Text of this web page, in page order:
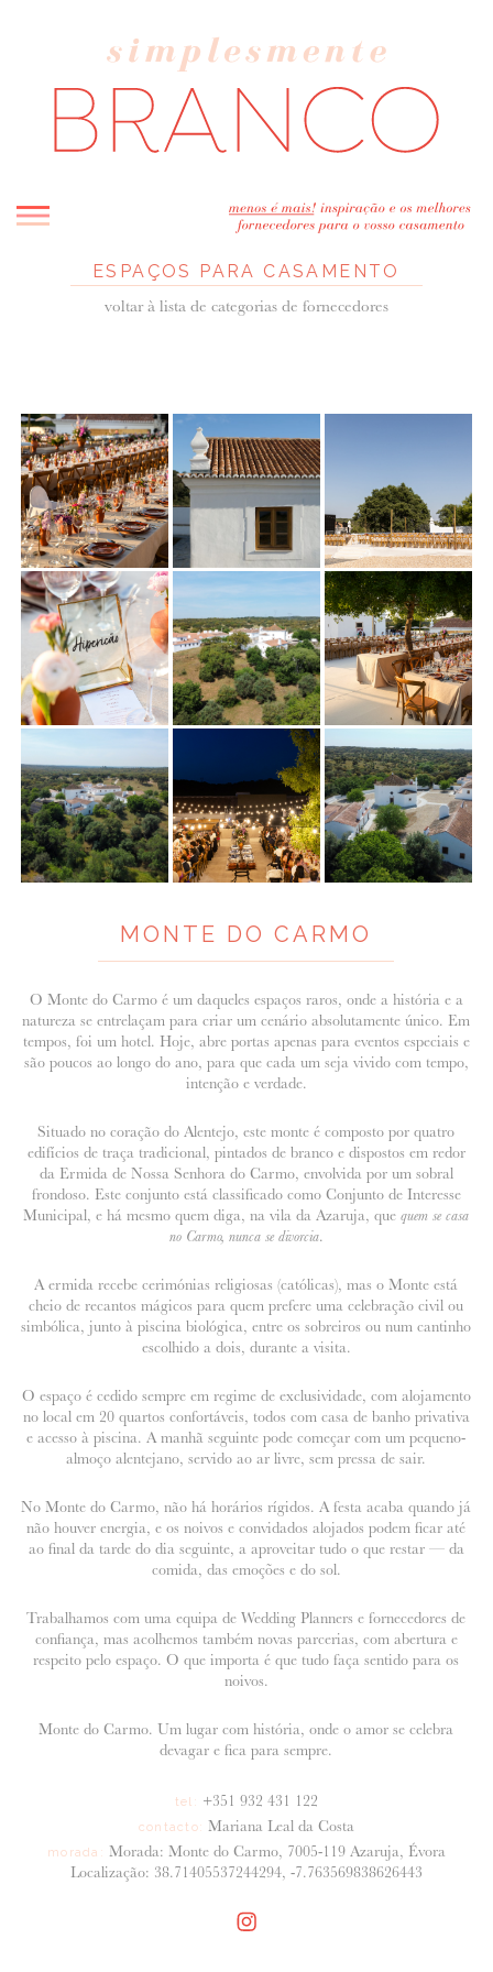
INICIO
BLOG
REAL WEDDINGS & EDITORIAIS
CASAVA-ME AQUI!
FORNECEDORES RECOMENDADOS
ANUNCIE CONNOSCO
ESPAÇOS PARA CASAMENTO
voltar à lista de categorias de fornecedores
MONTE DO CARMO
O Monte do Carmo é um daqueles espaços raros, onde a história e a
natureza se entrelaçam para criar um cenário absolutamente único. Em
tempos, foi um hotel. Hoje, abre portas apenas para eventos especiais e
são poucos ao longo do ano, para que cada um seja vivido com tempo,
intenção e verdade.
Situado no coração do Alentejo, este monte é composto por quatro
edifícios de traça tradicional, pintados de branco e dispostos em redor
da Ermida de Nossa Senhora do Carmo, envolvida por um sobral
frondoso. Este conjunto está classificado como Conjunto de Interesse
Municipal, e há mesmo quem diga, na vila da Azaruja, quequem se casa
no Carmo, nunca se divorcia.
A ermida recebe cerimónias religiosas (católicas), mas o Monte está
cheio de recantos mágicos para quem prefere uma celebração civil ou
simbólica, junto à piscina biológica, entre os sobreiros ou num cantinho
escolhido a dois, durante a visita.
O espaço é cedido sempre em regime de exclusividade, com alojamento
no local em 20 quartos confortáveis, todos com casa de banho privativa
e acesso à piscina. A manhã seguinte pode começar com um pequeno-
almoço alentejano, servido ao ar livre, sem pressa de sair.
No Monte do Carmo, não há horários rígidos. A festa acaba quando já
não houver energia, e os noivos e convidados alojados podem ficar até
ao final da tarde do dia seguinte, a aproveitar tudo o que restar — da
comida, das emoções e do sol.
Trabalhamos com uma equipa de Wedding Planners e fornecedores de
confiança, mas acolhemos também novas parcerias, com abertura e
respeito pelo espaço. O que importa é que tudo faça sentido para os
noivos.
Monte do Carmo. Um lugar com história, onde o amor se celebra
devagar e fica para sempre.
tel: +351 932 431 122
contacto: Mariana Leal da Costa
morada: Morada: Monte do Carmo, 7005-119 Azaruja, Évora
Localização: 38.71405537244294, -7.763569838626443